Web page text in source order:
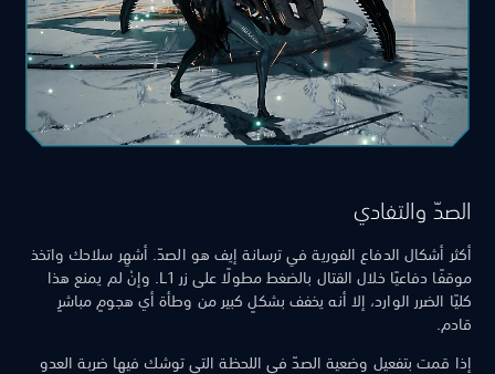
الصدّ والتفادي
أكثر أشكال الدفاع الفورية في ترسانة إيف هو الصدّ. أشهِر سلاحك واتخذ
موقفًا دفاعيًا خلال القتال بالضغط مطولًا على زر L1. وإنْ لم يمنع هذا
كليًا الضرر الوارد، إلا أنه يخفف بشكلٍ كبير من وطأة أي هجومٍ مباشرٍ
قادم.
إذا قمت بتفعيل وضعية الصدّ في اللحظة التي توشك فيها ضربة العدو